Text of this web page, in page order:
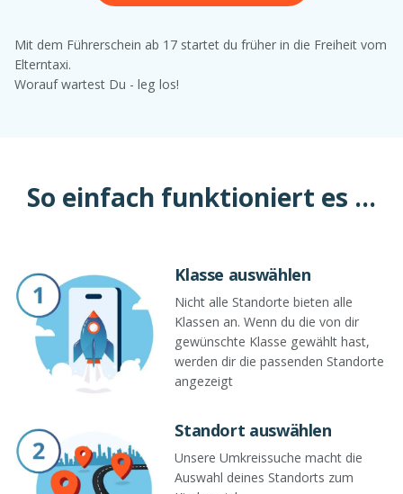
Mit dem Führerschein ab 17 startet du früher in die Freiheit vom
Elterntaxi.
Worauf wartest Du - leg los!
So einfach funktioniert es ...
Klasse auswählen
Nicht alle Standorte bieten alle
Klassen an. Wenn du die von dir
gewünschte Klasse gewählt hast,
werden dir die passenden Standorte
angezeigt
Standort auswählen
Unsere Umkreissuche macht die
Auswahl deines Standorts zum